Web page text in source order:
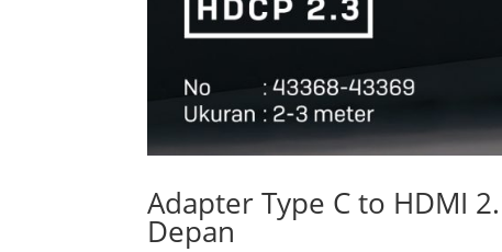
Adapter Type C to HDMI
Depan